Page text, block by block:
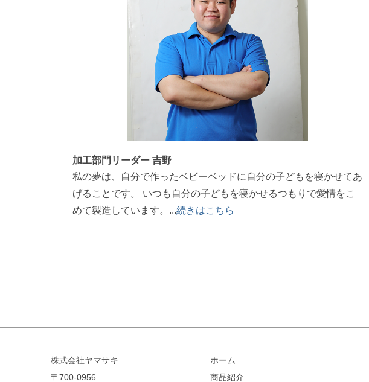
加工部門リーダー 吉野
私の夢は、自分で作ったベビーベッドに自分の子どもを寝かせてあ
げることです。 いつも自分の子どもを寝かせるつもりで愛情をこ
めて製造しています。...続きはこちら
株式会社ヤマサキ
〒700-0956
ホーム
商品紹介